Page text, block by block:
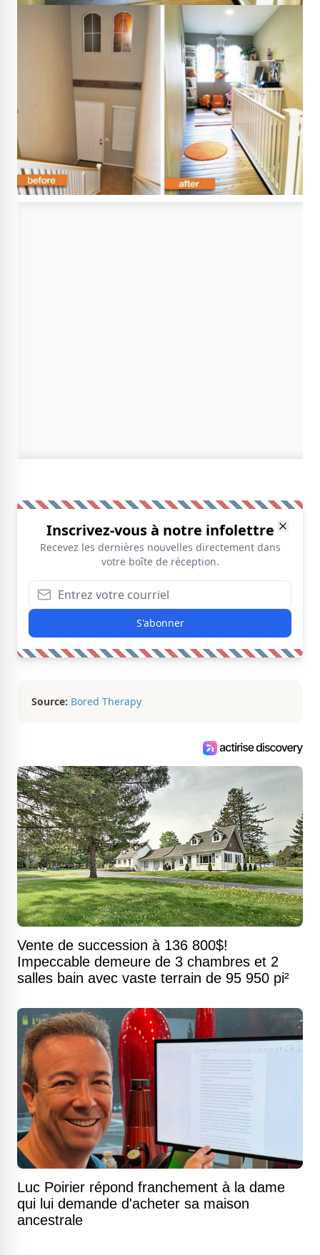
Inscrivez-vous à notre infolettre
Recevez les dernières nouvelles directement dans
votre boîte de réception.
S'abonner
Source: Bored Therapy
Vente de succession à 136 800$!
Impeccable demeure de 3 chambres et 2
salles bain avec vaste terrain de 95 950 pi²
Luc Poirier répond franchement à la dame
qui lui demande d'acheter sa maison
ancestrale